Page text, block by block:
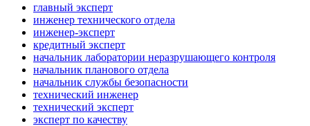
главный эксперт
инженер технического отдела
инженер-эксперт
кредитный эксперт
начальник лаборатории неразрушающего контроля
начальник планового отдела
начальник службы безопасности
технический инженер
технический эксперт
эксперт по качеству